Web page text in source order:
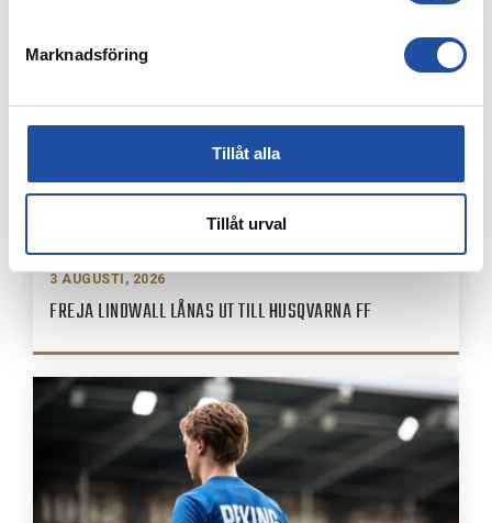
Marknadsföring
Tillåt alla
Tillåt urval
3 AUGUSTI, 2026
FREJA LINDWALL LÅNAS UT TILL HUSQVARNA FF